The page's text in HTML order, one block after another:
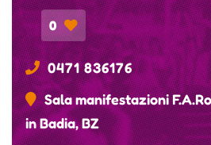
0
0471 836176
Sala manifestazioni
in Badia, BZ